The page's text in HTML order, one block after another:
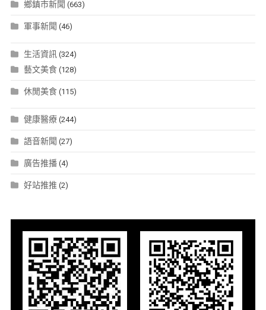
鄉鎮市新聞 (663)
軍事新聞 (46)
生活資訊 (324)
藝文美食(128)
休閒美食(115)
健康醫療(244)
語音新聞 (27)
廣告推播(4)
好站推推 (2)